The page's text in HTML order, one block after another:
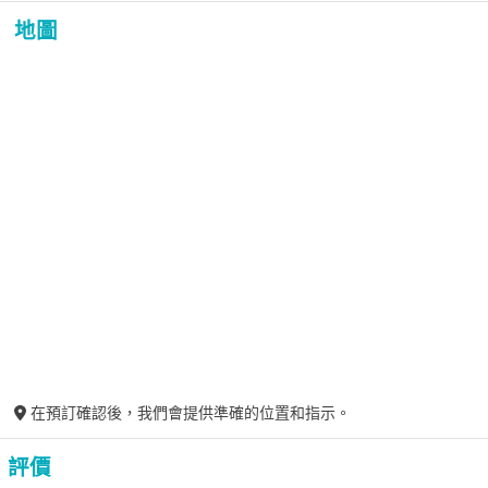
地圖
在預訂確認後，我們會提供準確的位置和指示。
評價